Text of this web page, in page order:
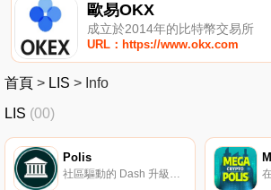
歐易OKX
成立於2014年的比特幣交易所
URL：https://www.okx.com
首頁 > LIS > Info
LIS (00)
Polis